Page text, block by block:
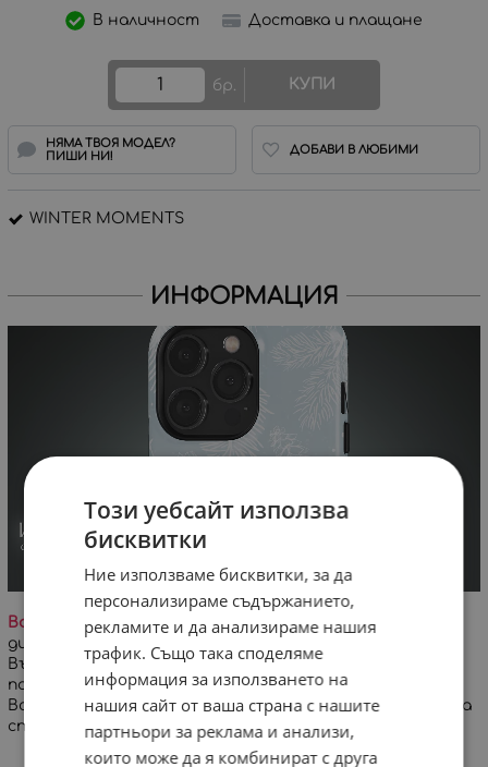
В наличност Доставка и плащане
бр. КУПИ
НЯМА ТВОЯ МОДЕЛ?
ПИШИ НИ!
ДОБАВИ В ЛЮБИМИ
WINTER MOMENTS
ИНФОРМАЦИЯ
Важно!
На заглавната снимка е визуализиран
дигитален проект на дизайна върху кейс за iPhone.
Възможна е минимална разлика в цветовете и
позиционирането на дизайна!
Всеки кейс се изработва специално за Вашата поръчка
спрямо избран модел телефон.
Този уебсайт използва
бисквитки
Ние използваме бисквитки, за да
персонализираме съдържанието,
рекламите и да анализираме нашия
трафик. Също така споделяме
информация за използването на
нашия сайт от ваша страна с нашите
партньори за реклама и анализи,
които може да я комбинират с друга